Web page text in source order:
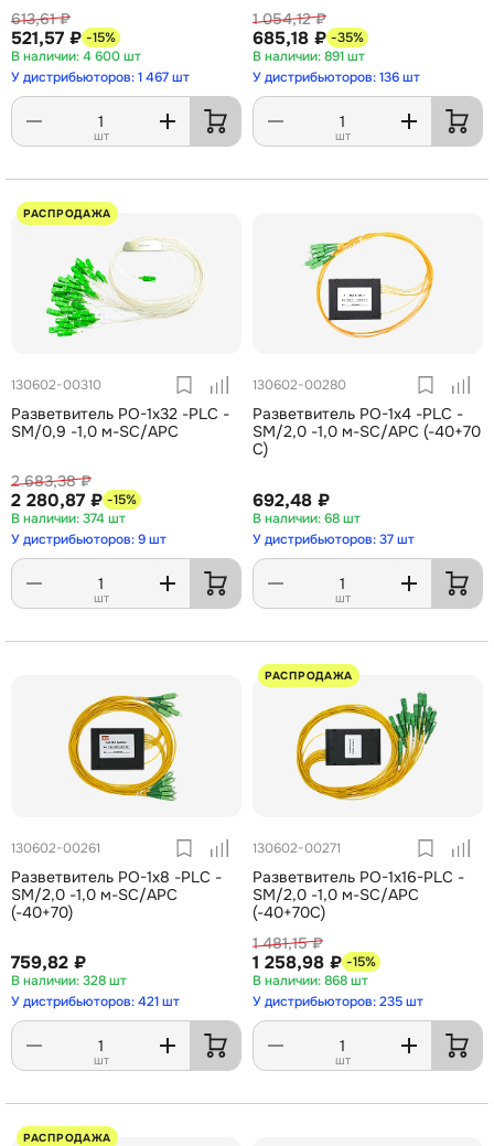
613,61 ₽
521,57 ₽ -15%
4 600 шт
У дистрибьюторов: 1 467 шт
шт
1 054,12 ₽
685,18 ₽ -35%
891 шт
У дистрибьюторов: 136 шт
шт
130602-00310
РАСПРОДАЖА
Разветвитель РО-1х32 -PLC -
SM/0,9 -1,0 м-SC/APC
2 683,38 ₽
2 280,87 ₽ -15%
374 шт
У дистрибьюторов: 9 шт
шт
130602-00280
Разветвитель РО-1х4 -PLC -
SM/2,0 -1,0 м-SC/APC (-40+70
С)
692,48 ₽
68 шт
У дистрибьюторов: 37 шт
шт
130602-00261
Разветвитель РО-1х8 -PLC -
SM/2,0 -1,0 м-SC/APC
(-40+70)
759,82 ₽
328 шт
У дистрибьюторов: 421 шт
шт
130602-00271
РАСПРОДАЖА
Разветвитель РО-1х16-PLC -
SM/2,0 -1,0 м-SC/APC
(-40+70С)
1 481,15 ₽
1 258,98 ₽ -15%
868 шт
У дистрибьюторов: 235 шт
шт
РАСПРОДАЖА